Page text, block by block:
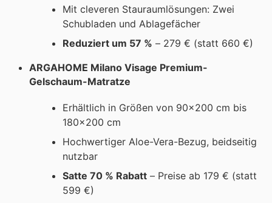
Mit cleveren Stauraumlösungen: Zwei
Schubladen und Ablagefächer
Reduziert um 57 % – 279 € (statt 660 €)
ARGAHOME Milano Visage Premium-
Gelschaum-Matratze
Erhältlich in Größen von 90x200 cm bis
180x200 cm
Hochwertiger Aloe-Vera-Bezug, beidseitig
nutzbar
Satte 70 % Rabatt – Preise ab 179 € (statt
599 €)